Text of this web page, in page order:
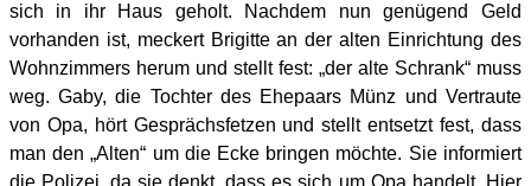
sich in ihr Haus geholt. Nachdem nun genügend Geld
vorhanden ist, meckert Brigitte an der alten Einrichtung des
Wohnzimmers herum und stellt fest: „der alte Schrank“ muss
weg. Gaby, die Tochter des Ehepaars Münz und Vertraute
von Opa, hört Gesprächsfetzen und stellt entsetzt fest, dass
man den „Alten“ um die Ecke bringen möchte. Sie informiert
die Polizei, da sie denkt, dass es sich um Opa handelt. Hier